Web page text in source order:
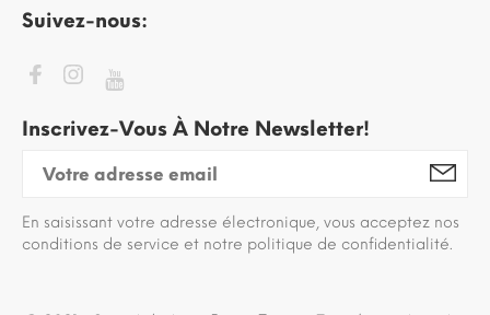
Suivez-nous:
Inscrivez-Vous À Notre Newsletter!
En saisissant votre adresse électronique, vous acceptez nos
conditions de service et notre politique de confidentialité.